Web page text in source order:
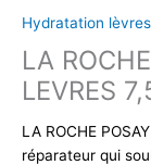
Hydratation lèvres
LA
LEVRES
LA ROCHE
réparateur qui